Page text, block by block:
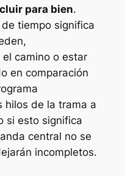
para bien.
tiempo significa
camino o estar
en comparación
hilos de la trama a
si esto significa
central no se
incompletos.